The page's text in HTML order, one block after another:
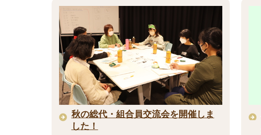
秋の総代・組合員交流会を開催しま
した！